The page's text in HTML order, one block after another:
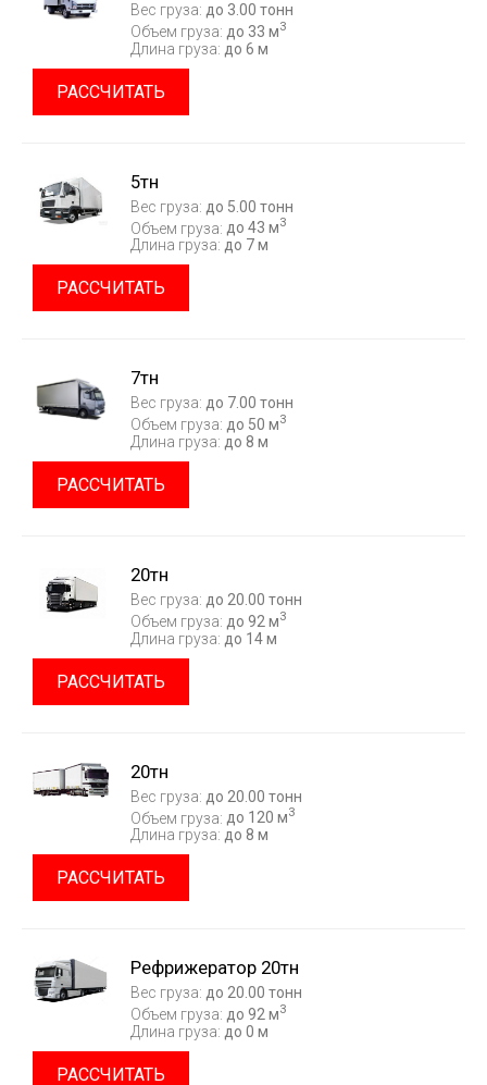
Вес груза: до 3.00 тонн
Объем груза: до 33 м3
Длина груза: до 6 м
РАССЧИТАТЬ
5тн
Вес груза: до 5.00 тонн
Объем груза: до 43 м3
Длина груза: до 7 м
РАССЧИТАТЬ
7тн
Вес груза: до 7.00 тонн
Объем груза: до 50 м3
Длина груза: до 8 м
РАССЧИТАТЬ
20тн
Вес груза: до 20.00 тонн
Объем груза: до 92 м3
Длина груза: до 14 м
РАССЧИТАТЬ
20тн
Вес груза: до 20.00 тонн
Объем груза: до 120 м3
Длина груза: до 8 м
РАССЧИТАТЬ
Рефрижератор 20тн
Вес груза: до 20.00 тонн
Объем груза: до 92 м3
Длина груза: до 0 м
РАССЧИТАТЬ